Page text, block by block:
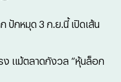
ปักหมุด 3 ก.ย.นี้ เปิดเส้น
ง แม้ตลาดกังวล “หุ้นล็อก